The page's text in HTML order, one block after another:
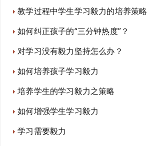
教学过程中学生学习毅力的培养策略
如何纠正孩子的“三分钟热度”？
对学习没有毅力坚持怎么办？
如何培养孩子学习毅力
培养学生的学习毅力之策略
如何增强学生学习毅力
学习需要毅力